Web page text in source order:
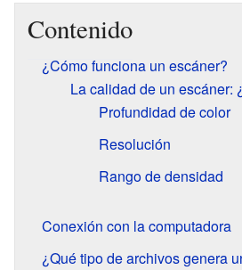
Contenido
¿Cómo funciona un escáner?
La calidad de un escáner:
Profundidad de color
Resolución
Rango de densidad
Conexión con la computadora
¿Qué tipo de archivos genera